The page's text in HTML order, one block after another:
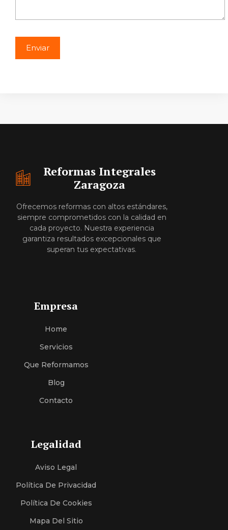
Reformas Integrales
Zaragoza
Ofrecemos reformas con altos estándares,
siempre comprometidos con la calidad en
cada proyecto. Nuestra experiencia
garantiza resultados excepcionales que
superan tus expectativas.
Empresa
Home
ServiciOS
Que Reformamos
Blog
Contacto
Legalidad
Aviso Legal
Política De Privacidad
Política De Cookies
Mapa Del Sitio